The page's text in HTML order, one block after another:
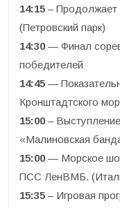
14:15 – Продолжает
(Петровский парк)
14:30— Финал
победителей
14:45 —
Кронштадтского
15:00–
«Малиновская
15:00— Морское
ПСС ЛенВМБ.
15:35 – Игровая